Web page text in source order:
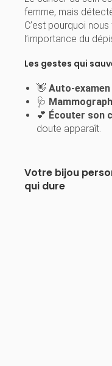
femme, mais
C’est pourquoi
l’importance du
Les gestes qui
👋 Auto-examen
🩺
💕 Écouter son
doute apparaît.
Votre bijou
qui dure